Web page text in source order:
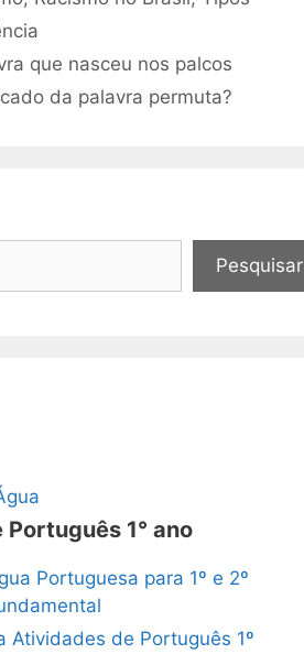
que nasceu nos palcos
da palavra permuta?
Pesquisar
1° ano
Portuguesa para 1º e 2º
Atividades de Português 1º